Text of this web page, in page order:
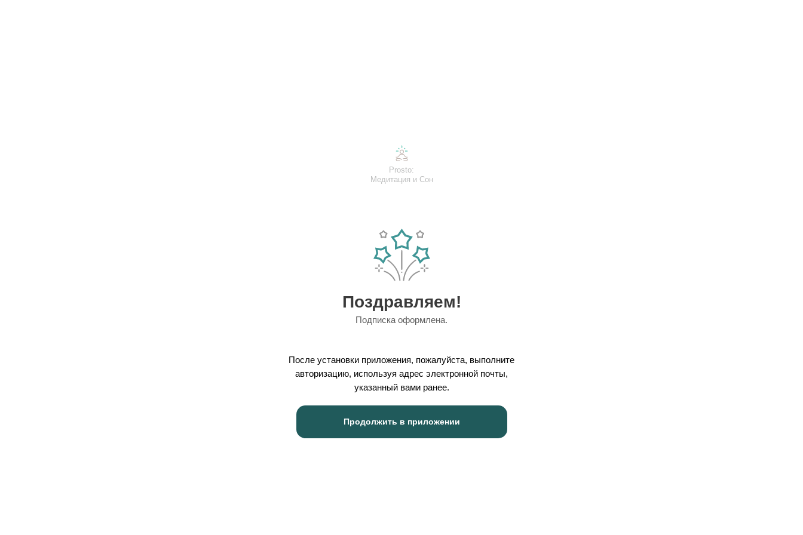
Поздравляем!
Подписка оформлена.
Продолжить в приложении
Prosto:
Медитация и Сон
После установки приложения, пожалуйста, выполните
авторизацию, используя адрес электронной почты,
указанный вами ранее.